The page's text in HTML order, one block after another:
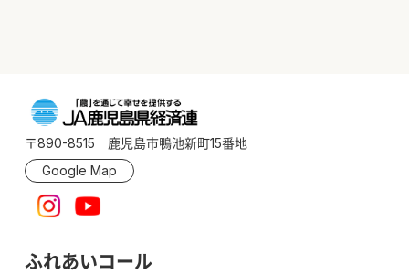
〒890-8515 鹿児島市鴨池新町15番地
Google Map
ふれあいコール